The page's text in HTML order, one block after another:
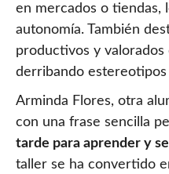
en mercados o tiendas,
autonomía. También
productivos y
derribando estereotipos
Arminda Flores, otra
con una frase sencilla
tarde para aprender y
taller se ha convertido